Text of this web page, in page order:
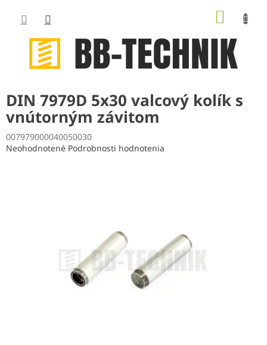
obsah
DIN 7979D 5x30 valcový kolík s
vnútorným závitom
007979000040050030
Priemerné
Neohodnotené Podrobnosti hodnotenia